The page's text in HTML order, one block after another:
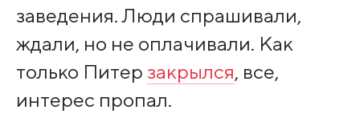
заведения. Люди спрашивали,
ждали, но не оплачивали. Как
только Питер закрылся, все,
интерес пропал.